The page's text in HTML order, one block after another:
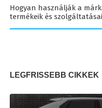
Hogyan használják a
termékeik és
LEGFRISSEBB CIKKEK